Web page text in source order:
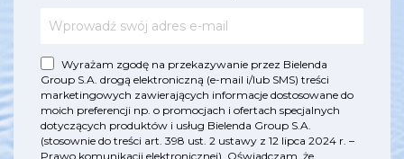
Wyrażam zgodę na przekazywanie przez Bielenda
Group S.A. drogą elektroniczną (e-mail i/lub SMS) treści
marketingowych zawierających informacje dostosowane do
moich preferencji np. o promocjach i ofertach specjalnych
dotyczących produktów i usług Bielenda Group S.A.
(stosownie do treści art. 398 ust. 2 ustawy z 12 lipca 2024 r. –
Prawo komunikacji elektronicznej). Oświadczam, że